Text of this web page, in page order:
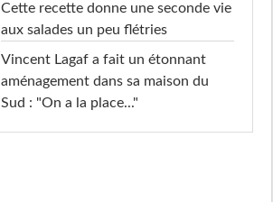
Cette recette donne une seconde vie
aux salades un peu flétries
Vincent Lagaf a fait un étonnant
aménagement dans sa maison du
Sud : "On a la place..."